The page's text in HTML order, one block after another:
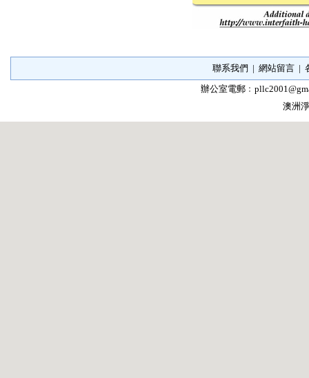
聯系我們 | 網站留言|
辦公室電郵﹕
澳洲